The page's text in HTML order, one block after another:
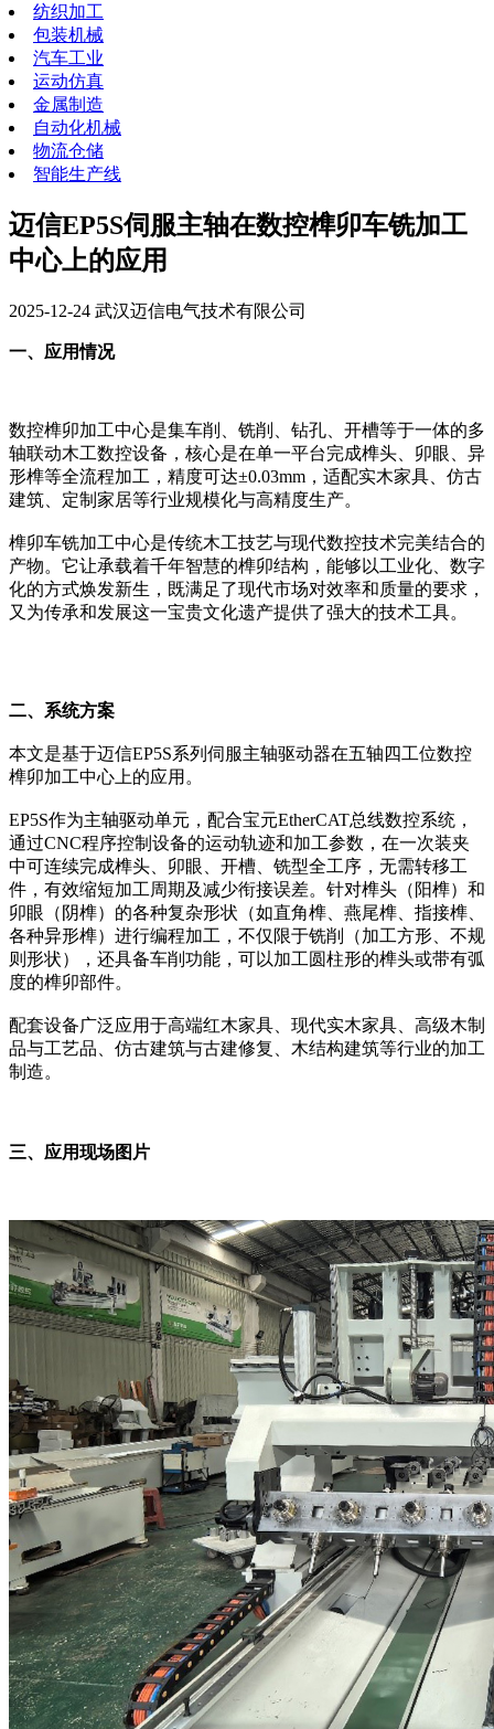
纺织加工
包装机械
汽车工业
运动仿真
金属制造
自动化机械
物流仓储
智能生产线
迈信EP5S伺服主轴在数控榫卯车铣加工
中心上的应用
2025-12-24 武汉迈信电气技术有限公司
一、应用情况
数控榫卯加工中心是集车削、铣削、钻孔、开槽等于一体的多
轴联动木工数控设备，核心是在单一平台完成榫头、卯眼、异
形榫等全流程加工，精度可达±0.03mm，适配实木家具、仿古
建筑、定制家居等行业规模化与高精度生产。
榫卯车铣加工中心是传统木工技艺与现代数控技术完美结合的
产物。它让承载着千年智慧的榫卯结构，能够以工业化、数字
化的方式焕发新生，既满足了现代市场对效率和质量的要求，
又为传承和发展这一宝贵文化遗产提供了强大的技术工具。
二、系统方案
本文是基于迈信EP5S系列伺服主轴驱动器在五轴四工位数控
榫卯加工中心上的应用。
EP5S作为主轴驱动单元，配合宝元EtherCAT总线数控系统，
通过CNC程序控制设备的运动轨迹和加工参数，在一次装夹
中可连续完成榫头、卯眼、开槽、铣型全工序，无需转移工
件，有效缩短加工周期及减少衔接误差。针对榫头（阳榫）和
卯眼（阴榫）的各种复杂形状（如直角榫、燕尾榫、指接榫、
各种异形榫）进行编程加工，不仅限于铣削（加工方形、不规
则形状），还具备车削功能，可以加工圆柱形的榫头或带有弧
度的榫卯部件。
配套设备广泛应用于高端红木家具、现代实木家具、高级木制
品与工艺品、仿古建筑与古建修复、木结构建筑等行业的加工
制造。
三、应用现场图片